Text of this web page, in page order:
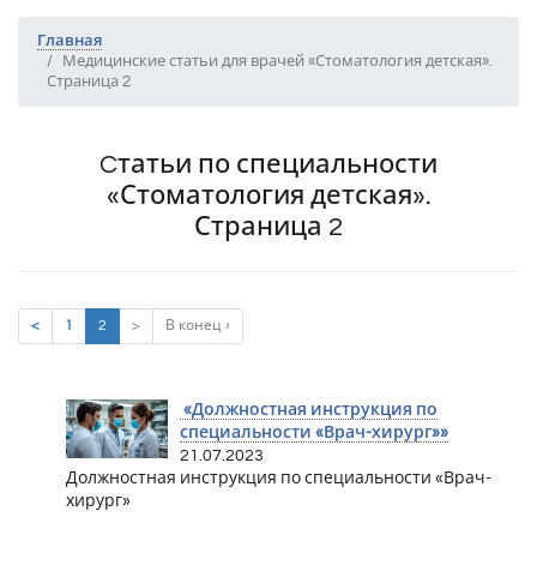
Главная
Медицинские статьи для врачей «Стоматология детская».
Страница 2
Cтатьи по специальности
«Стоматология детская».
Страница 2
< 1 2 (current)
> В конец ›
«Должностная инструкция по
специальности «Врач-хирург»»
21.07.2023
Должностная инструкция по специальности «Врач-
хирург»